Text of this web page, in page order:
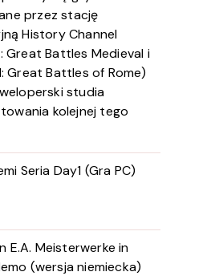
przez stację
History Channel
Great Battles Medieval i
Great Battles of Rome)
studia
kolejnej tego
Seria Day1 (Gra PC)
E.A. Meisterwerke in
(wersja niemiecka)